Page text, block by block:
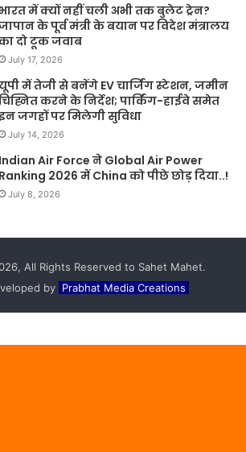
में क्यों नहीं चली अभी तक बुलेट ट्रेन?
के पूर्व मंत्री के बयान पर विदेश मंत्रालय
दो टूक जवाब
July 17, 2026
में तेजी से बनेंगे EV चार्जिंग स्टेशन, जमीन
करने के निर्देश; पार्किंग-हाईवे समेत
जगहों पर मिलेगी सुविधा
July 14, 2026
Indian Air Force ने Global Air Power
Ranking 2026 में China को पीछे छोड़ दिया..!
July 8, 2026
All Rights Reserved to Sahet Mahet.
by Prabhat Media Creations